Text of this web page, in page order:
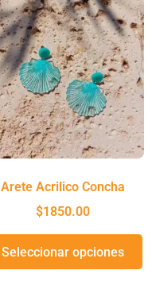
Arete Acrilico Concha
$1850.00
Seleccionar opciones